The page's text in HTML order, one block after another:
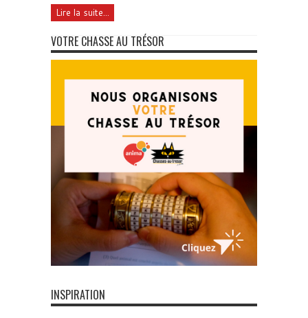
Lire la suite...
VOTRE CHASSE AU TRÉSOR
INSPIRATION